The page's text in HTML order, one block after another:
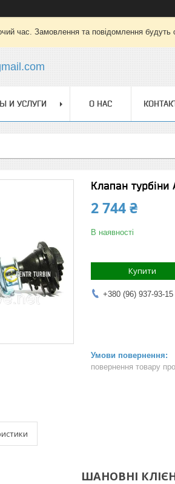
час. Замовлення та повідомлення будуть
И УСЛУГИ О НАС
Клапан турбіни
2 744 ₴
В наявності
Купити
+380 (96) 937-93-15
повернення товару
ШАНОВНІ